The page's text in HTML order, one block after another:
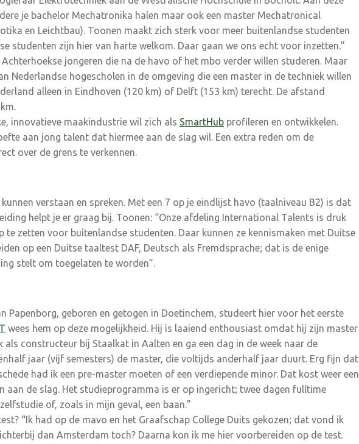
je bachelor Mechatronika halen maar ook een master Mechatronical
en Leichtbau). Toonen maakt zich sterk voor meer buitenlandse studenten
studenten zijn hier van harte welkom. Daar gaan we ons echt voor inzetten.”
jongeren die na de havo of het mbo verder willen studeren. Maar
Nederlandse hogescholen in de omgeving die een master in de techniek willen
alleen in Eindhoven (120 km) of Delft (153 km) terecht. De afstand
innovatieve maakindustrie wil zich als SmartHub profileren en ontwikkelen.
aan jong talent dat hiermee aan de slag wil. Een extra reden om de
over de grens te verkennen.
verstaan en spreken. Met een 7 op je eindlijst havo (taalniveau B2) is dat
helpt je er graag bij. Toonen: “Onze afdeling International Talents is druk
te zetten voor buitenlandse studenten. Daar kunnen ze kennismaken met Duitse
op een Duitse taaltest DAF, Deutsch als Fremdsprache; dat is de enige
stelt om toegelaten te worden”.
Papenborg, geboren en getogen in Doetinchem, studeert hier voor het eerste
wees hem op deze mogelijkheid. Hij is laaiend enthousiast omdat hij zijn master
als constructeur bij Staalkat in Aalten en ga een dag in de week naar de
jaar (vijf semesters) de master, die voltijds anderhalf jaar duurt. Erg fijn dat
had ik een pre-master moeten of een verdiepende minor. Dat kost weer een
aan de slag. Het studieprogramma is er op ingericht; twee dagen fulltime
of, zoals in mijn geval, een baan.”
“Ik had op de mavo en het Graafschap College Duits gekozen; dat vond ik
dan Amsterdam toch? Daarna kon ik me hier voorbereiden op de test.